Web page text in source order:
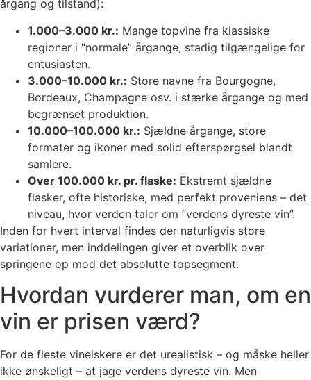
årgang og tilstand):
1.000–3.000 kr.: Mange topvine fra klassiske
regioner i “normale” årgange, stadig tilgængelige for
entusiasten.
3.000–10.000 kr.: Store navne fra Bourgogne,
Bordeaux, Champagne osv. i stærke årgange og med
begrænset produktion.
10.000–100.000 kr.: Sjældne årgange, store
formater og ikoner med solid efterspørgsel blandt
samlere.
Over 100.000 kr. pr. flaske: Ekstremt sjældne
flasker, ofte historiske, med perfekt proveniens – det
niveau, hvor verden taler om “verdens dyreste vin”.
Inden for hvert interval findes der naturligvis store
variationer, men inddelingen giver et overblik over
springene op mod det absolutte topsegment.
Hvordan vurderer man, om en
vin er prisen værd?
For de fleste vinelskere er det urealistisk – og måske heller
ikke ønskeligt – at jage verdens dyreste vin. Men